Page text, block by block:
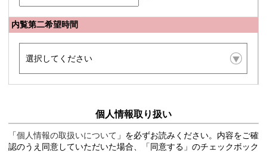
内覧第二希望時間
個人情報取り扱い
「個人情報の取扱いについて 」を必ずお読みください。内容をご確
認のうえ同意していただいた場合、「同意する」のチェックボック